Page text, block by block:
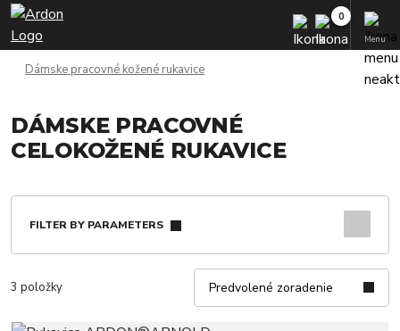
Menu
Dámske pracovné kožené rukavice
DÁMSKE PRACOVNÉ
CELOKOŽENÉ RUKAVICE
FILTER BY PARAMETERS
3 položky Predvolené zoradenie